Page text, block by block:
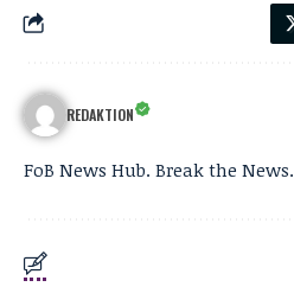
REDAKTION
FoB News Hub. Break the News.